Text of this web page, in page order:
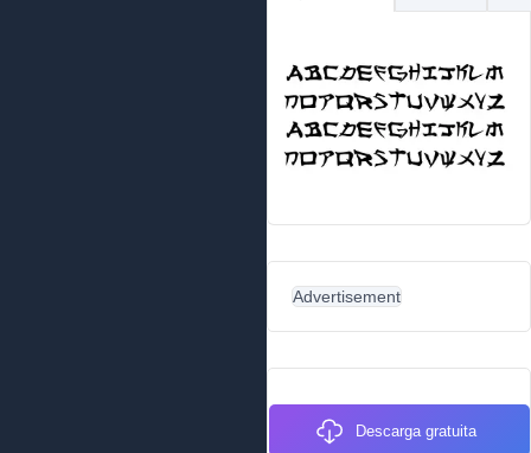
Advertisement
Descarga gratuita